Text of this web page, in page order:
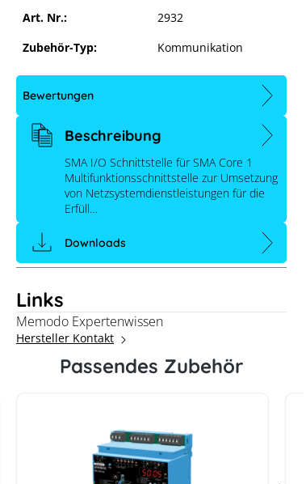
SMA Sunny Tripower CORE 1 I/O
Art. Nr.:
2932
Zubehör-Typ:
Kommunikation
Links
Memodo Expertenwissen
Hersteller Kontakt
Bewertungen
Beschreibung
SMA I/O Schnittstelle für SMA Core 1
Multifunktionsschnittstelle zur Umsetzung
von Netzsystemdienstleistungen für die
Erfüll…
Downloads
Passendes Zubehör